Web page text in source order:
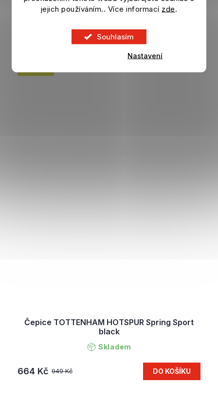
jejich používáním.. Více informací zde.
Souhlasím
Nastavení
Skladem
Čepice TOTTENHAM HOTSPUR Spring Sport
black
Skladem
949 Kč
664 Kč DO KOŠÍKU